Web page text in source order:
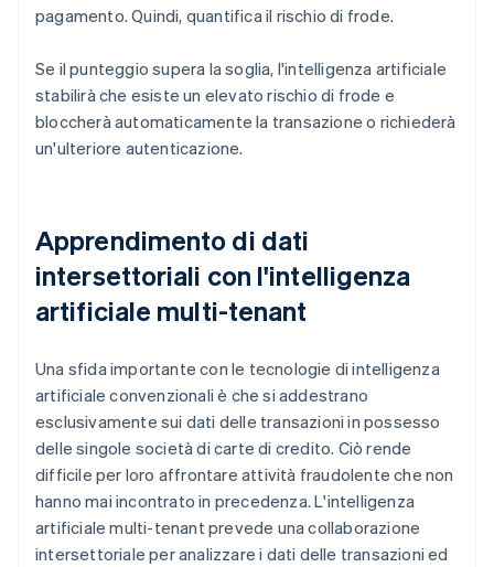
pagamento. Quindi, quantifica il rischio di frode.
Se il punteggio supera la soglia, l'intelligenza artificiale
stabilirà che esiste un elevato rischio di frode e
bloccherà automaticamente la transazione o richiederà
un'ulteriore autenticazione.
Apprendimento di dati
intersettoriali con l'intelligenza
artificiale multi-tenant
Una sfida importante con le tecnologie di intelligenza
artificiale convenzionali è che si addestrano
esclusivamente sui dati delle transazioni in possesso
delle singole società di carte di credito. Ciò rende
difficile per loro affrontare attività fraudolente che non
hanno mai incontrato in precedenza. L'intelligenza
artificiale multi-tenant prevede una collaborazione
intersettoriale per analizzare i dati delle transazioni ed